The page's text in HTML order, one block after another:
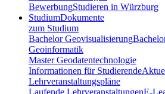
BewerbungStudieren in Würzburg
StudiumDokumente
zum Studium
Bachelor Geovisualisierung
Geoinformatik
Master Geodatentechnologie
Informationen für Studierende
Lehrveranstaltungspläne
Laufende LehrveranstaltungenE-